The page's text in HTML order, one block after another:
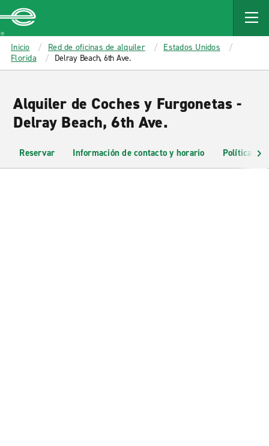
MAIN
CONTENT
Enterprise
Inicio Red de oficinas de alquiler
Estados Unidos
Florida
Delray Beach, 6th Ave.
Alquiler de Coches y Furgonetas -
Delray Beach, 6th Ave.
Reservar Información de contacto y horario Políticas